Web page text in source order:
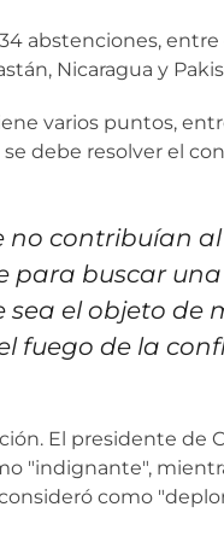
abstenciones, entre
Nicaragua y
varios puntos,
debe resolver el
no contribuían al
para buscar
el objeto de
fuego de la
El presidente de
"indignante",
como